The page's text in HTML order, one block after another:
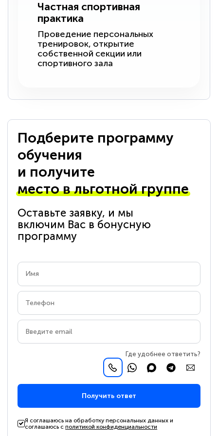
Частная спортивная
практика
Проведение персональных
тренировок, открытие
собственной секции или
спортивного зала
Подберите программу
обучения
и получите
место в льготной группе
Оставьте заявку, и мы
включим Вас в бонусную
программу
Где удобнее ответить?
Получить ответ
Я соглашаюсь на обработку персональных данных и
соглашаюсь сполитикой конфиденциальности